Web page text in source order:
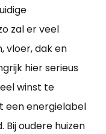
zal er veel
vloer, dak en
hier serieus
winst te
een energielabel
Bij oudere huizen